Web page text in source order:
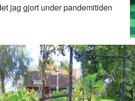
jag gjort under pandemitiden